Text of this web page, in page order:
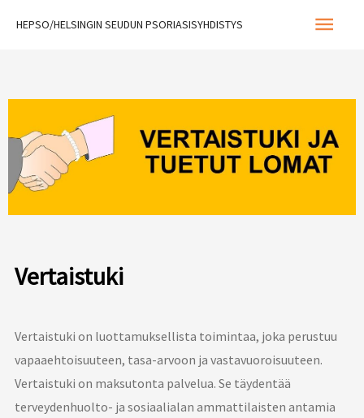
HEPSO/HELSINGIN SEUDUN PSORIASISYHDISTYS
Vertaistuki
Vertaistuki on luottamuksellista toimintaa, joka perustuu
vapaaehtoisuuteen, tasa-arvoon ja vastavuoroisuuteen.
Vertaistuki on maksutonta palvelua. Se täydentää
terveydenhuolto- ja sosiaalialan ammattilaisten antamia